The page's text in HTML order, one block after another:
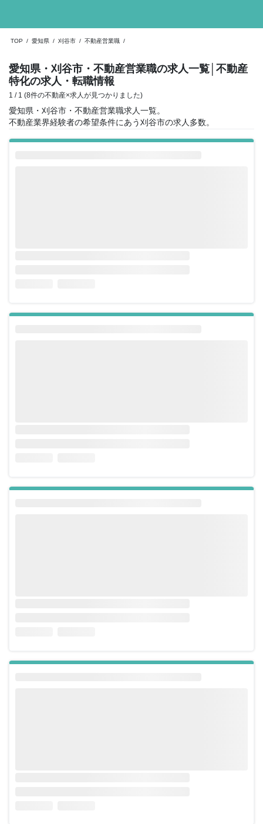
TOP / 愛知県 / 刈谷市 / 不動産営業職 /
愛知県・刈谷市・不動産営業職の求人一覧 │不動産
特化の求人・転職情報
1 / 1 (8件の不動産×求人が見つかりました)
愛知県・刈谷市・不動産営業職求人一覧。
不動産業界経験者の希望条件にあう刈谷市の求人多数。